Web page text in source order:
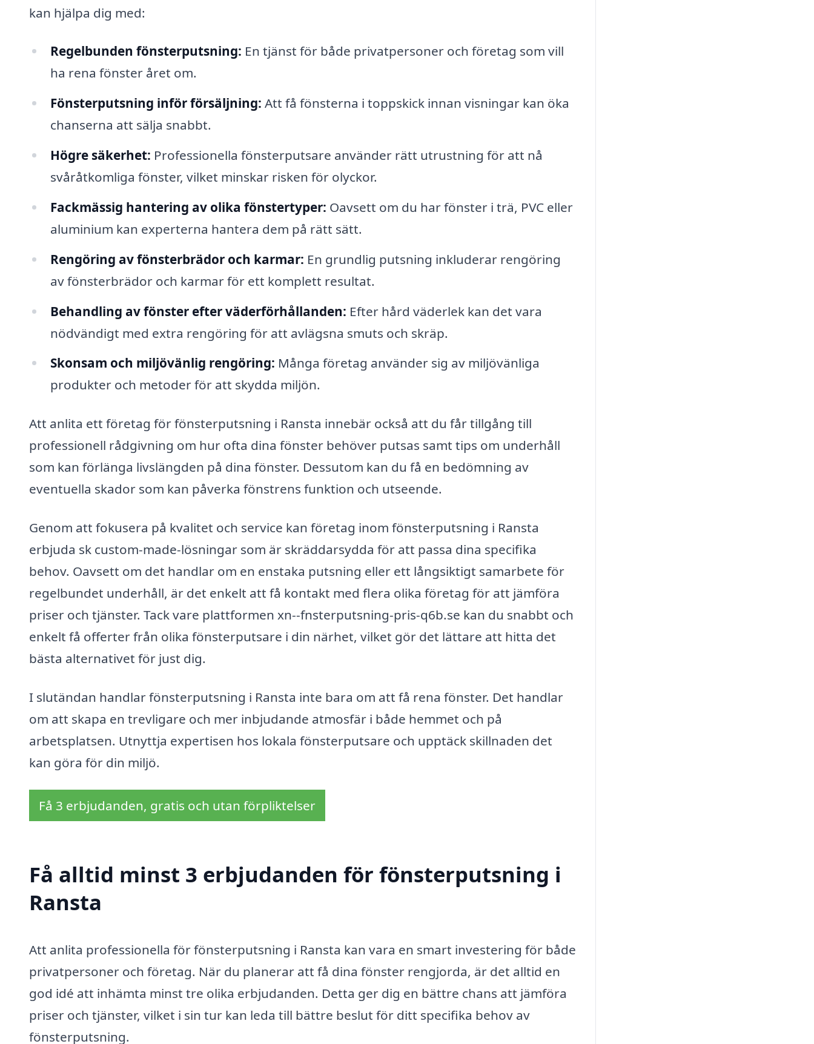
kan hjälpa dig med:
Regelbunden fönsterputsning: En tjänst för både privatpersoner och företag som vill
ha rena fönster året om.
Fönsterputsning inför försäljning: Att få fönsterna i toppskick innan visningar kan öka
chanserna att sälja snabbt.
Högre säkerhet: Professionella fönsterputsare använder rätt utrustning för att nå
svåråtkomliga fönster, vilket minskar risken för olyckor.
Fackmässig hantering av olika fönstertyper: Oavsett om du har fönster i trä, PVC eller
aluminium kan experterna hantera dem på rätt sätt.
Rengöring av fönsterbrädor och karmar: En grundlig putsning inkluderar rengöring
av fönsterbrädor och karmar för ett komplett resultat.
Behandling av fönster efter väderförhållanden: Efter hård väderlek kan det vara
nödvändigt med extra rengöring för att avlägsna smuts och skräp.
Skonsam och miljövänlig rengöring: Många företag använder sig av miljövänliga
produkter och metoder för att skydda miljön.
Att anlita ett företag för fönsterputsning i Ransta innebär också att du får tillgång till
professionell rådgivning om hur ofta dina fönster behöver putsas samt tips om underhåll
som kan förlänga livslängden på dina fönster. Dessutom kan du få en bedömning av
eventuella skador som kan påverka fönstrens funktion och utseende.
Genom att fokusera på kvalitet och service kan företag inom fönsterputsning i Ransta
erbjuda sk custom-made-lösningar som är skräddarsydda för att passa dina specifika
behov. Oavsett om det handlar om en enstaka putsning eller ett långsiktigt samarbete för
regelbundet underhåll, är det enkelt att få kontakt med flera olika företag för att jämföra
priser och tjänster. Tack vare plattformen xn--fnsterputsning-pris-q6b.se kan du snabbt och
enkelt få offerter från olika fönsterputsare i din närhet, vilket gör det lättare att hitta det
bästa alternativet för just dig.
I slutändan handlar fönsterputsning i Ransta inte bara om att få rena fönster. Det handlar
om att skapa en trevligare och mer inbjudande atmosfär i både hemmet och på
arbetsplatsen. Utnyttja expertisen hos lokala fönsterputsare och upptäck skillnaden det
kan göra för din miljö.
Få 3 erbjudanden, gratis och utan förpliktelser
Få alltid minst 3 erbjudanden för fönsterputsning i
Ransta
Att anlita professionella för fönsterputsning i Ransta kan vara en smart investering för både
privatpersoner och företag. När du planerar att få dina fönster rengjorda, är det alltid en
god idé att inhämta minst tre olika erbjudanden. Detta ger dig en bättre chans att jämföra
priser och tjänster, vilket i sin tur kan leda till bättre beslut för ditt specifika behov av
fönsterputsning.